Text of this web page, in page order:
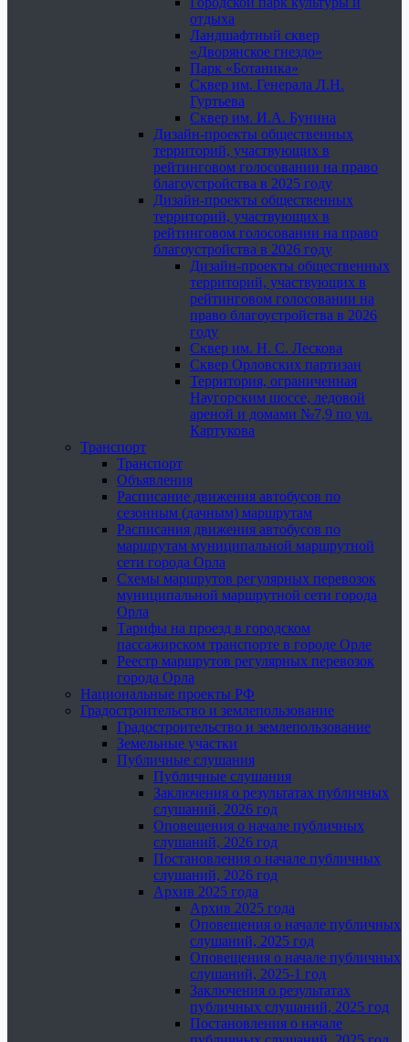
отдыха
Ландшафтный сквер
«Дворянское гнездо»
Парк «Ботаника»
Сквер им. Генерала Л.Н.
Гуртьева
Сквер им. И.А. Бунина
Дизайн-проекты общественных
территорий, участвующих в
рейтинговом голосовании на право
благоустройства в 2025 году
Дизайн-проекты общественных
территорий, участвующих в
рейтинговом голосовании на право
благоустройства в 2026 году
Дизайн-проекты общественных
территорий, участвующих в
рейтинговом голосовании на
право благоустройства в 2026
году
Сквер им. Н. С. Лескова
Сквер Орловских партизан
Территория, ограниченная
Наугорским шоссе, ледовой
ареной и домами №7,9 по ул.
Картукова
Транспорт
Транспорт
Объявления
Расписание движения автобусов по
сезонным (дачным) маршрутам
Расписания движения автобусов по
маршрутам муниципальной маршрутной
сети города Орла
Схемы маршрутов регулярных перевозок
муниципальной маршрутной сети города
Орла
Тарифы на проезд в городском
пассажирском транспорте в городе Орле
Реестр маршрутов регулярных перевозок
города Орла
Национальные проекты РФ
Градостроительство и землепользование
Градостроительство и землепользование
Земельные участки
Публичные слушания
Публичные слушания
Заключения о результатах публичных
слушаний, 2026 год
Оповещения о начале публичных
слушаний, 2026 год
Постановления о начале публичных
слушаний, 2026 год
Архив 2025 года
Архив 2025 года
Оповещения о начале публичных
слушаний, 2025 год
Оповещения о начале публичных
слушаний, 2025-1 год
Заключения о результатах
публичных слушаний, 2025 год
Постановления о начале